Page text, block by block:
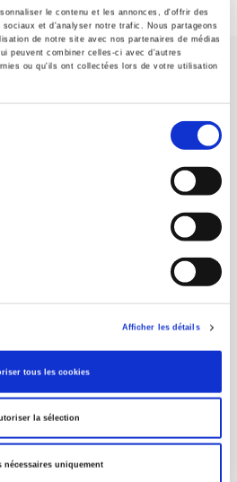
le contenu et les annonces, d'offrir des
et d'analyser notre trafic. Nous partageons
de notre site avec nos partenaires de médias
peuvent combiner celles-ci avec d'autres
ou qu'ils ont collectées lors de votre utilisation
Afficher les détails
tous les cookies
la sélection
nécessaires uniquement
PRESS has a threefold role: to publish
works for student use, and to
européenne